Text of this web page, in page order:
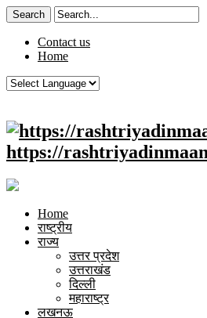
Contact us
Home
https://
Home
राष्ट्रीय
राज्य
उत्तर प्रदेश
उत्तराखंड
दिल्ली
महाराष्ट्र
लखनऊ